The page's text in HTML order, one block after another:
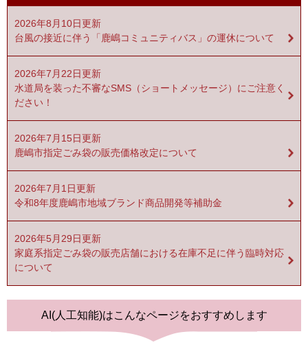
2026年8月10日更新
台風の接近に伴う「鹿嶋コミュニティバス」の運休について
2026年7月22日更新
水道局を装った不審なSMS（ショートメッセージ）にご注意く
ださい！
2026年7月15日更新
鹿嶋市指定ごみ袋の販売価格改定について
2026年7月1日更新
令和8年度鹿嶋市地域ブランド商品開発等補助金
2026年5月29日更新
家庭系指定ごみ袋の販売店舗における在庫不足に伴う臨時対応
について
AI(人工知能)はこんなページをおすすめします